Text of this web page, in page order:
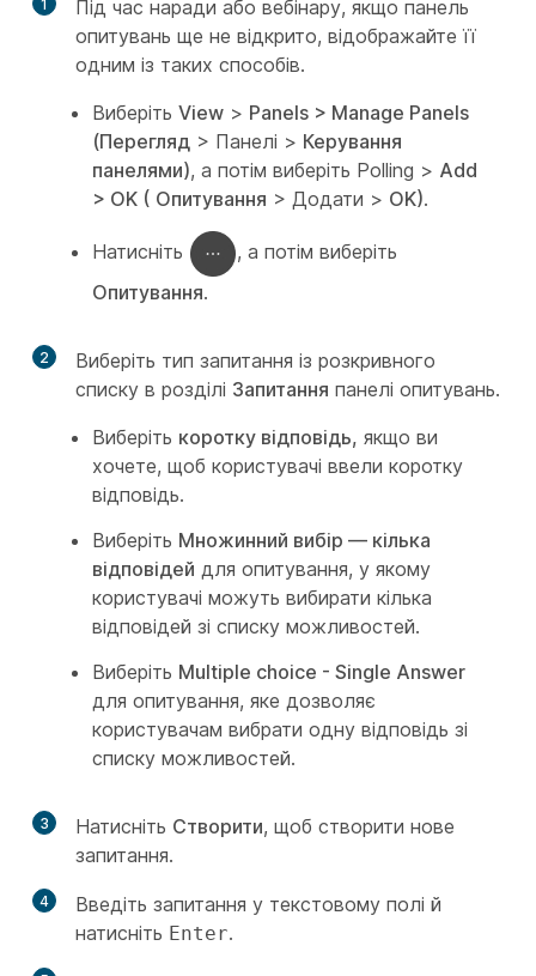
1
Під час наради або вебінару, якщо панель
опитувань ще не відкрито, відображайте її
одним із таких способів.
Виберіть View > Panels > Manage Panels
(Перегляд > Панелі > Керування
панелями), а потім виберіть Polling > Add
> OK ( Опитування > Додати > OK).
Натисніть
, а потім виберіть
Опитування.
2
Виберіть тип запитання із розкривного
списку в розділі Запитання панелі опитувань.
Виберіть коротку відповідь, якщо ви
хочете, щоб користувачі ввели коротку
відповідь.
Виберіть Множинний вибір — кілька
відповідей для опитування, у якому
користувачі можуть вибирати кілька
відповідей зі списку можливостей.
Виберіть Multiple choice - Single Answer
для опитування, яке дозволяє
користувачам вибрати одну відповідь зі
списку можливостей.
3 Натисніть Створити, щоб створити нове
запитання.
4
Введіть запитання у текстовому полі й
натисніть Enter.